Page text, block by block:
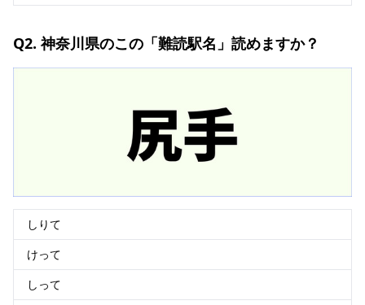
Q2. 神奈川県のこの「難読駅名」読めますか？
しりて
けって
しって